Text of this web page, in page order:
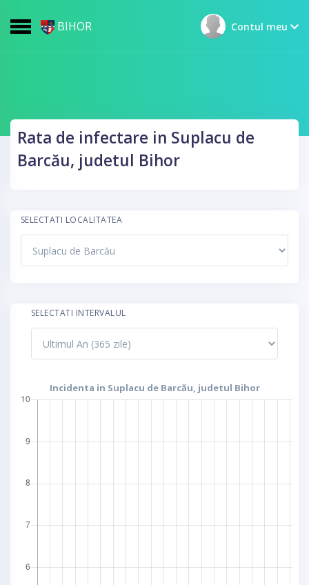
BIHOR Contul meu
Rata de infectare in Suplacu de
Barcău, judetul Bihor
SELECTATI LOCALITATEA
SELECTATI INTERVALUL